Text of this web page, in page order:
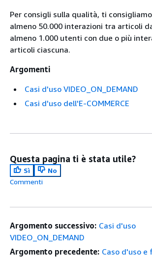
Per consigli sulla qualità, ti
almeno 50.000 interazioni tra articoli
almeno 1.000 utenti con due o più
articoli ciascuna.
Argomenti
Casi d'uso VIDEO_ON_DEMAND
Casi d'uso dell'E-COMMERCE
Questa pagina ti è stata utile?
Sì
No
Commenti
Argomento successivo: Casi d'uso
VIDEO_ON_DEMAND
Argomento precedente: Caso d'uso